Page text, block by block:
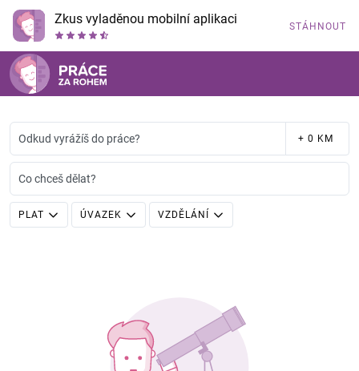
Zkus vyladěnou mobilní aplikaci STÁHNOUT
Odkud vyrážíš do práce? + 0 KM
Co chceš dělat?
PLAT ÚVAZEK VZDĚLÁNÍ